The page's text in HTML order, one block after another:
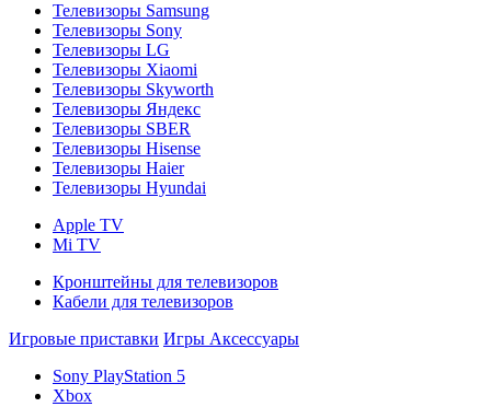
Телевизоры Samsung
Телевизоры Sony
Телевизоры LG
Телевизоры Xiaomi
Телевизоры Skyworth
Телевизоры Яндекс
Телевизоры SBER
Телевизоры Hisense
Телевизоры Haier
Телевизоры Hyundai
Apple TV
Mi TV
Кронштейны для телевизоров
Кабели для телевизоров
Игровые приставки Игры Аксессуары
Sony PlayStation 5
Xbox